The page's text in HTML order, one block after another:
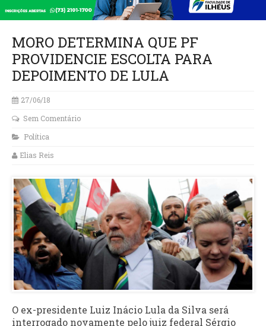
MORO DETERMINA QUE PF
PROVIDENCIE ESCOLTA PARA
DEPOIMENTO DE LULA
27/06/18
Sem Comentário
Política
Elias Reis
O ex-presidente Luiz Inácio Lula da Silva será
interrogado novamente pelo juiz federal Sérgio